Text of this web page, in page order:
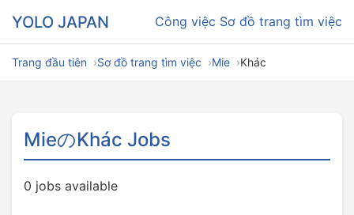
YOLO JAPAN Công việc Sơ đồ trang tìm việc
Trang đầu tiên Sơ đồ trang tìm việc Mie Khác
MieのKhác Jobs
0 jobs available